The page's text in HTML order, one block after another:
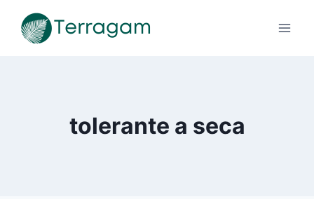
para
tolerante a seca